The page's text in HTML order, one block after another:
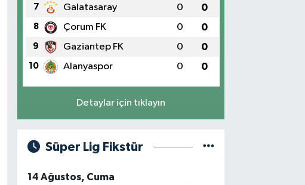
7 Galatasaray 0 0
8 Çorum FK 0 0
9 Gaziantep FK 0 0
10 Alanyaspor 0 0
Detaylar için tıklayın
Süper Lig Fikstür
14 Ağustos, Cuma